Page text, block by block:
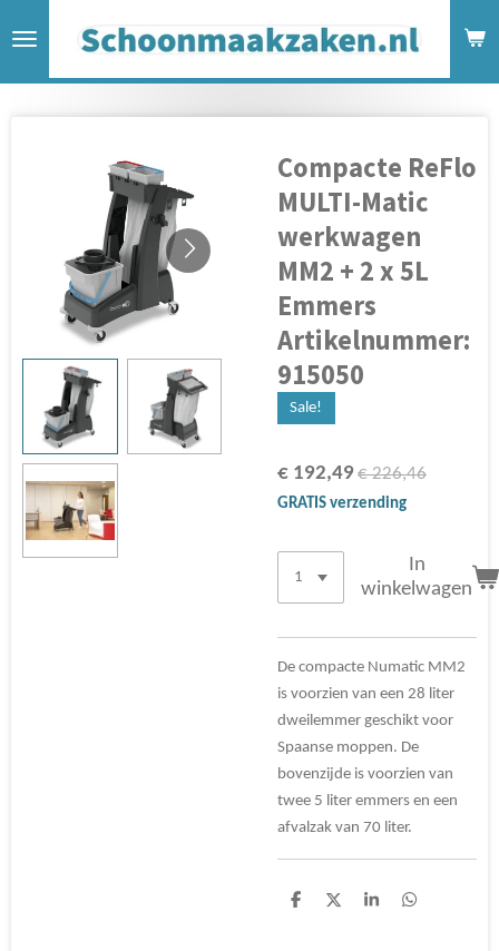
direct
Compacte ReFlo
MULTI-Matic
werkwagen
MM2 + 2 x 5L
Emmers
Artikelnummer:
915050
Sale!
€ 192,49€ 226,46
GRATIS verzending
In
winkelwagen
De compacte Numatic MM2
is voorzien van een 28 liter
dweilemmer geschikt voor
Spaanse moppen. De
bovenzijde is voorzien van
twee 5 liter emmers en een
afvalzak van 70 liter.
D
D
S
D